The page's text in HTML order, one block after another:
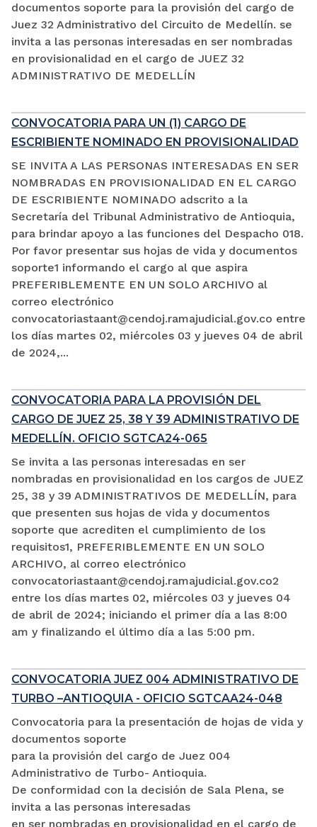
documentos soporte para la provisión del cargo de
Juez 32 Administrativo del Circuito de Medellín. se
invita a las personas interesadas en ser nombradas
en provisionalidad en el cargo de JUEZ 32
ADMINISTRATIVO DE MEDELLÍN
CONVOCATORIA PARA UN (1) CARGO DE
ESCRIBIENTE NOMINADO EN PROVISIONALIDAD
SE INVITA A LAS PERSONAS INTERESADAS EN SER
NOMBRADAS EN PROVISIONALIDAD EN EL CARGO
DE ESCRIBIENTE NOMINADO adscrito a la
Secretaría del Tribunal Administrativo de Antioquia,
para brindar apoyo a las funciones del Despacho 018.
Por favor presentar sus hojas de vida y documentos
soporte1 informando el cargo al que aspira
PREFERIBLEMENTE EN UN SOLO ARCHIVO al
correo electrónico
convocatoriastaant@cendoj.ramajudicial.gov.co entre
los días martes 02, miércoles 03 y jueves 04 de abril
de 2024,...
CONVOCATORIA PARA LA PROVISIÓN DEL
CARGO DE JUEZ 25, 38 Y 39 ADMINISTRATIVO DE
MEDELLÍN. OFICIO SGTCA24-065
Se invita a las personas interesadas en ser
nombradas en provisionalidad en los cargos de JUEZ
25, 38 y 39 ADMINISTRATIVOS DE MEDELLÍN, para
que presenten sus hojas de vida y documentos
soporte que acrediten el cumplimiento de los
requisitos1, PREFERIBLEMENTE EN UN SOLO
ARCHIVO, al correo electrónico
convocatoriastaant@cendoj.ramajudicial.gov.co2
entre los días martes 02, miércoles 03 y jueves 04
de abril de 2024; iniciando el primer día a las 8:00
am y finalizando el último día a las 5:00 pm.
CONVOCATORIA JUEZ 004 ADMINISTRATIVO DE
TURBO –ANTIOQUIA - OFICIO SGTCAA24-048
Convocatoria para la presentación de hojas de vida y
documentos soporte
para la provisión del cargo de Juez 004
Administrativo de Turbo- Antioquia.
De conformidad con la decisión de Sala Plena, se
invita a las personas interesadas
en ser nombradas en provisionalidad en el cargo de